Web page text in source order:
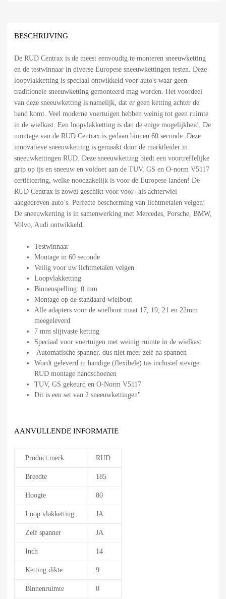
BESCHRIJVING
De RUD Centrax is de meest eenvoudig te monteren sneeuwketting
en de testwinnaar in diverse Europese sneeuwkettingen testen. Deze
loopvlakketting is speciaal ontwikkeld voor auto's waar geen
traditionele sneeuwketting gemonteerd mag worden. Het voordeel
van deze sneeuwketting is namelijk, dat er geen ketting achter de
band komt. Veel moderne voertuigen hebben weinig tot geen ruimte
in de wielkast. Een loopvlakketting is dan de enige mogelijkheid. De
montage van de RUD Centrax is gedaan binnen 60 seconde. Deze
innovatieve sneeuwketting is gemaakt door de marktleider in
sneeuwkettingen RUD. Deze sneeuwketting biedt een voortreffelijke
grip op ijs en sneeuw en voldoet aan de TUV, GS en O-norm V5117
certificering, welke noodzakelijk is voor de Europese landen! De
RUD Centrax is zowel geschikt voor voor- als achterwiel
aangedreven auto’s. Perfecte bescherming van lichtmetalen velgen!
De sneeuwketting is in samenwerking met Mercedes, Porsche, BMW,
Volvo, Audi ontwikkeld.
Testwinnaar
Montage in 60 seconde
Veilig voor uw lichtmetalen velgen
Loopvlakketting
Binnenspelling: 0 mm
Montage op de standaard wielbout
Alle adapters voor de wielbout maat 17, 19, 21 en 22mm
meegeleverd
7 mm slijtvaste ketting
Speciaal voor voertuigen met weinig ruimte in de wielkast
Automatische spanner, dus niet meer zelf na spannen
Wordt geleverd in handige (flexibele) tas inclusief stevige
RUD montage handschoenen
TUV, GS gekeurd en O-Norm V5117
Dit is een set van 2 sneeuwkettingen"
AANVULLENDE INFORMATIE
Product merk RUD
Breedte 185
Hoogte 80
Loop vlakketting JA
Zelf spanner JA
Inch 14
Ketting dikte 9
Binnenruimte 0